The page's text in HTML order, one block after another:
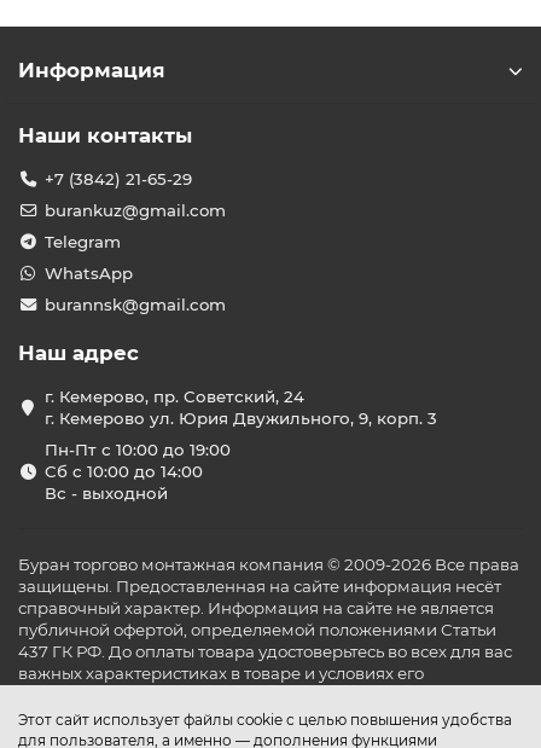
Этот сайт использует файлы cookie с целью повышения удобства
для пользователя, а именно — дополнения функциями
Информация
Наши контакты
+7 (3842) 21-65-29
burankuz@gmail.com
Telegram
WhatsApp
burannsk@gmail.com
Наш адрес
г. Кемерово, пр. Советский, 24
г. Кемерово ул. Юрия Двужильного, 9, корп. 3
Пн-Пт с 10:00 до 19:00
Сб с 10:00 до 14:00
Вс - выходной
Буран торгово монтажная компания © 2009-2026 Все права
защищены. Предоставленная на сайте информация несёт
справочный характер. Информация на сайте не является
публичной офертой, определяемой положениями Статьи
437 ГК РФ. До оплаты товара удостоверьтесь во всех для вас
важных характеристиках в товаре и условиях его